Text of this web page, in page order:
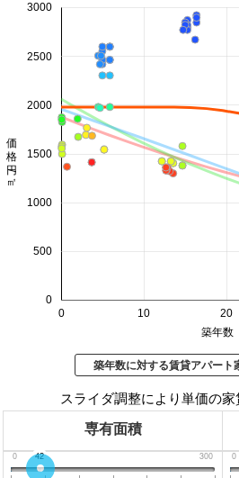
0 10 20
0
500
1000
1500
2000
2500
3000
築年
価格 円/㎡
築年数に対する賃貸アパート
スライダ調整により単価の
専有面積
0 300
42 0